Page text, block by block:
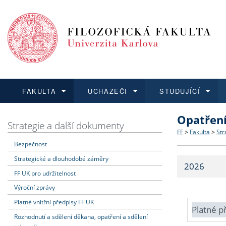
FAKULTA
Dozvědět se více
Struktura
Strategie
Fakultní
UCHAZEČI
Podat přihlášku
Co
Učitelské
STUDUJÍCÍ
Dozvědět se více
Dozvědět se více
O vědě a
Dozvědět se více
Aktuální
Strategie a další dokumenty
Bezpečnost
Strategické a dlouhodobé záměry
FF UK pro udržitelnost
Výroční zprávy
Platné vnitřní předpisy FF UK
Rozhodnutí a sdělení děkana, opatření a sdělení
FF > Fakulta >
2026
Platné